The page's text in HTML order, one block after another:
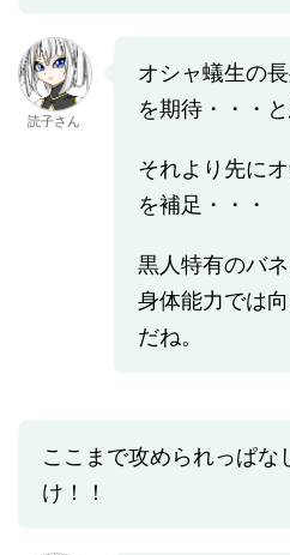
読子さん
オシャ蟻生の
を期待・・・
それより先に
を補足・・・
黒人特有のバ
身体能力では
だね。
ここまで攻められっぱな
け！！